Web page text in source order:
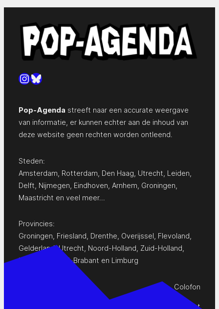
Instagram
Bluesky
Pop-Agenda streeft naar een accurate weergave
van informatie, er kunnen echter aan de inhoud van
deze website geen rechten worden ontleend.
Steden:
Amsterdam Rotterdam Den Haag Utrecht Leiden
Delft Nijmegen Eindhoven Arnhem Groningen
Maastricht en veel meer…
Provincies:
Groningen Friesland Drenthe Overijssel Flevoland
Gelderland,Utrecht Noord-Holland Zuid-Holland
Zeeland
Noord-Brabant en Limburg
Colofon
Privacy Statement